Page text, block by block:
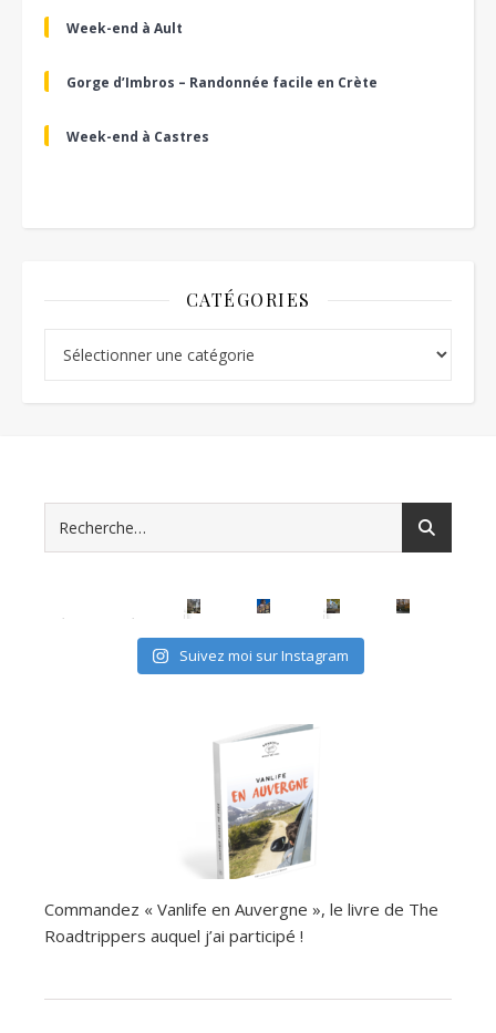
Week-end à Ault
Gorge d’Imbros – Randonnée facile en Crète
Week-end à Castres
CATÉGORIES
avec les (mini) kids, c'est possible
Suivez moi sur Instagram
Commandez « Vanlife en Auvergne », le livre de The
Roadtrippers auquel j’ai participé !